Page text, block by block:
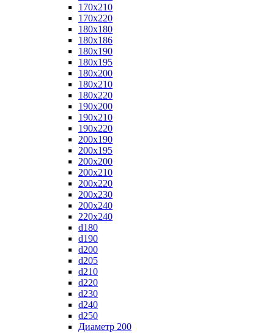
170x210
170x220
180x180
180x186
180x190
180x195
180x200
180x210
180x220
190x200
190x210
190x220
200x190
200x195
200x200
200x210
200x220
200x230
200x240
220x240
d180
d190
d200
d205
d210
d220
d230
d240
d250
Диаметр 200